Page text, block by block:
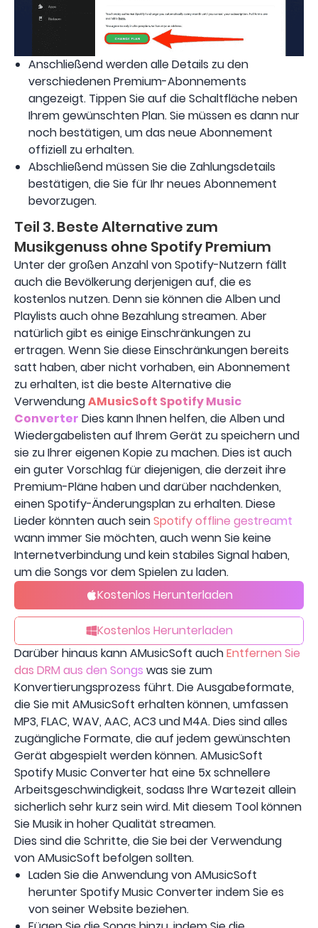
Anschließend werden alle Details zu den
verschiedenen Premium-Abonnements
angezeigt. Tippen Sie auf die Schaltfläche neben
Ihrem gewünschten Plan. Sie müssen es dann nur
noch bestätigen, um das neue Abonnement
offiziell zu erhalten.
Abschließend müssen Sie die Zahlungsdetails
bestätigen, die Sie für Ihr neues Abonnement
bevorzugen.
Teil 3. Beste Alternative zum
Musikgenuss ohne Spotify Premium
Unter der großen Anzahl von Spotify-Nutzern fällt
auch die Bevölkerung derjenigen auf, die es
kostenlos nutzen. Denn sie können die Alben und
Playlists auch ohne Bezahlung streamen. Aber
natürlich gibt es einige Einschränkungen zu
ertragen. Wenn Sie diese Einschränkungen bereits
satt haben, aber nicht vorhaben, ein Abonnement
zu erhalten, ist die beste Alternative die
VerwendungAMusicSoft Spotify Music
Converter Dies kann Ihnen helfen, die Alben und
Wiedergabelisten auf Ihrem Gerät zu speichern und
sie zu Ihrer eigenen Kopie zu machen. Dies ist auch
ein guter Vorschlag für diejenigen, die derzeit ihre
Premium-Pläne haben und darüber nachdenken,
einen Spotify-Änderungsplan zu erhalten. Diese
Lieder könnten auch seinSpotify offline gestreamt
wann immer Sie möchten, auch wenn Sie keine
Internetverbindung und kein stabiles Signal haben,
um die Songs vor dem Spielen zu laden.
Kostenlos Herunterladen
Kostenlos Herunterladen
Darüber hinaus kann AMusicSoft auchEntfernen Sie
das DRM aus den Songs was sie zum
Konvertierungsprozess führt. Die Ausgabeformate,
die Sie mit AMusicSoft erhalten können, umfassen
MP3, FLAC, WAV, AAC, AC3 und M4A. Dies sind alles
zugängliche Formate, die auf jedem gewünschten
Gerät abgespielt werden können. AMusicSoft
Spotify Music Converter hat eine 5x schnellere
Arbeitsgeschwindigkeit, sodass Ihre Wartezeit allein
sicherlich sehr kurz sein wird. Mit diesem Tool können
Sie Musik in hoher Qualität streamen.
Dies sind die Schritte, die Sie bei der Verwendung
von AMusicSoft befolgen sollten.
Laden Sie die Anwendung von AMusicSoft
herunter Spotify Music Converter indem Sie es
von seiner Website beziehen.